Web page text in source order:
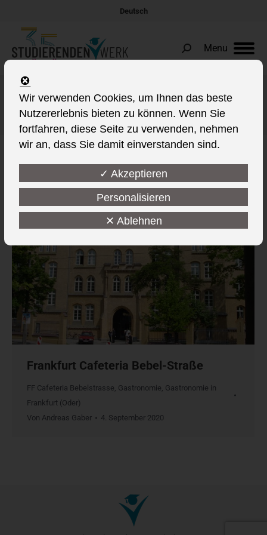
Deutsch
Menu
Search:
Albums Archives:FF Cafeteria Bebelstrasse
Sie befinden sich hier:
Frankfurt Cafeteria Bebel-Straße
FF Cafeteria Bebelstrasse, Gastronomie, Gastronomie in
Frankfurt (Oder)
Von Andreas Gaber 4. September 2020
Wir verwenden Cookies, um Ihnen das beste
Nutzererlebnis bieten zu können. Wenn Sie
fortfahren, diese Seite zu verwenden, nehmen
wir an, dass Sie damit einverstanden sind.
✓ Akzeptieren
Personalisieren
✕ Ablehnen